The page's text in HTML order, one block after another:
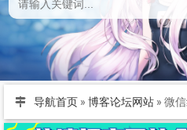
导航首页 » 博客论坛网站 »